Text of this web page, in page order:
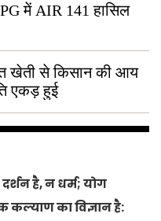
में AIR 141 हासिल
खेती से किसान की आय
एकड़ हुई
है, न धर्म; योग
कल्याण का विज्ञान है: